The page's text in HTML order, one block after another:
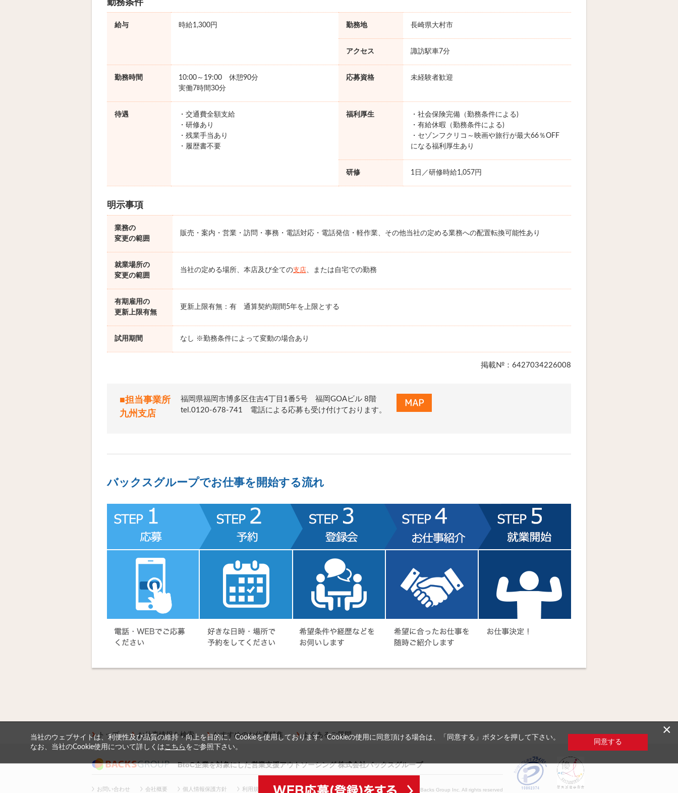
勤務条件
給与 時給1,300円 勤務地 長崎県大村市
アクセス 諏訪駅車7分
勤務時間
10:00～19:00 休憩90分
実働7時間30分
応募資格 未経験者歓迎
待遇
・交通費全額支給
・研修あり
・残業手当あり
・履歴書不要
福利厚生
・社会保険完備（勤務条件による)
・有給休暇（勤務条件による)
・セゾンフクリコ～映画や旅行が最大66％OFF
になる福利厚生あり
研修 1日／研修時給1,057円
明示事項
業務の
変更の範囲
販売・案内・営業・訪問・事務・電話対応・電話発信・軽作業、その他当社の定める業務への配置転換可能性あり
就業場所の
変更の範囲
当社の定める場所、本店及び全ての支店、または自宅での勤務
有期雇用の
更新上限有無
更新上限有無：有 通算契約期間5年を上限とする
試用期間 なし ※勤務条件によって変動の場合あり
掲載№：6427034226008
■担当事業所
九州支店
福岡県福岡市博多区住吉4丁目1番5号 福岡GOAビル 8階
tel.0120-678-741 電話による応募も受け付けております。
バックスグループでお仕事を開始する流れ
トップ お仕事情報を検索 おすすめのお仕事特集 よくあるご質問
BtoC企業を対象にした営業支援アウトソーシング 株式会社バックスグループ
お問い合わせ 会社概要 個人情報保護方針 利用規約等 (c) Copyright 2026 Backs Group Inc. All rights reserved
×
当社のウェブサイトは、利便性及び品質の維持・向上を目的に、Cookieを使用しております。Cookieの使用に同意頂ける場合は、「同意する」ボタンを押して下さい。
なお、当社のCookie使用について詳しくは こちら をご参照下さい。
同意する